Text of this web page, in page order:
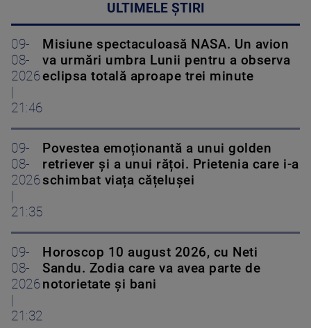
ULTIMELE ȘTIRI
09-
08-
2026
21:46
Misiune spectaculoasă NASA. Un avion
va urmări umbra Lunii pentru a observa
eclipsa totală aproape trei minute
09-
08-
2026
21:35
Povestea emoționantă a unui golden
retriever și a unui rățoi. Prietenia care i-a
schimbat viața cățelușei
09-
08-
2026
21:32
Horoscop 10 august 2026, cu Neti
Sandu. Zodia care va avea parte de
notorietate și bani